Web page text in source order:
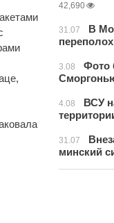
42,690
31.07
В
переполох
3.08
Фото
4.08
ВСУ
31.07
минский